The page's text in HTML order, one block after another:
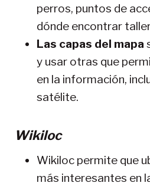
perros, puntos de
dónde encontrar
Las capas del mapa
y usar otras que
en la información,
satélite.
Wikiloc
Wikiloc permite que
más interesantes en